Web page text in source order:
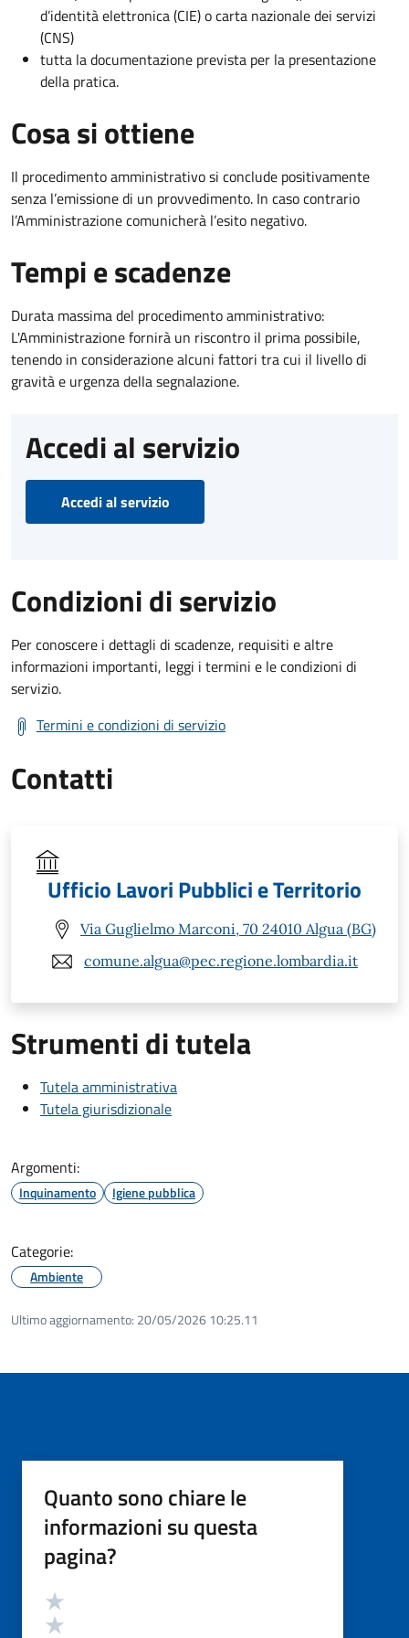
d’identità elettronica (CIE) o carta nazionale dei servizi
(CNS)
tutta la documentazione prevista per la presentazione
della pratica.
Cosa si ottiene
Il procedimento amministrativo si conclude positivamente
senza l’emissione di un provvedimento. In caso contrario
l’Amministrazione comunicherà l’esito negativo.
Tempi e scadenze
Durata massima del procedimento amministrativo:
L'Amministrazione fornirà un riscontro il prima possibile,
tenendo in considerazione alcuni fattori tra cui il livello di
gravità e urgenza della segnalazione.
Accedi al servizio
Accedi al servizio
Condizioni di servizio
Per conoscere i dettagli di scadenze, requisiti e altre
informazioni importanti, leggi i termini e le condizioni di
servizio.
Termini e condizioni di servizio
Contatti
Ufficio Lavori Pubblici e Territorio
Via Guglielmo Marconi, 70 24010 Algua (BG)
comune.algua@pec.regione.lombardia.it
Strumenti di tutela
Tutela amministrativa
Tutela giurisdizionale
Argomenti:
Inquinamento Igiene pubblica
Categorie:
Ambiente
Ultimo aggiornamento: 20/05/2026 10:25.11
Quanto sono chiare le
informazioni su questa
pagina?
Valutazione